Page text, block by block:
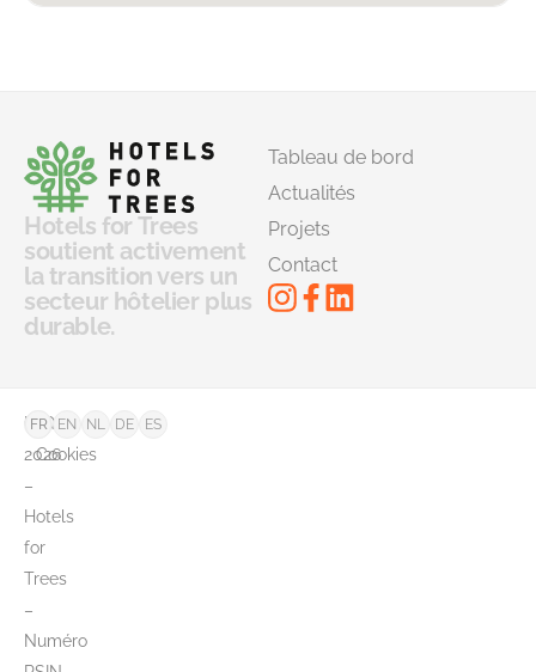
Hotels for Trees
soutient activement
la transition vers un
secteur hôtelier plus
durable.
Tableau de bord
Actualités
Projets
Contact
©
2026
–
Hotels
for
Trees
–
Numéro
FAQ
Cookies
FR EN NL DE ES